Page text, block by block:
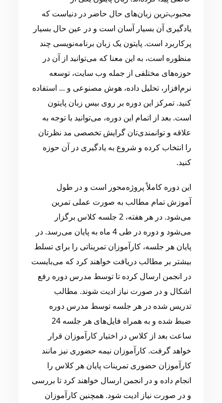
محبوب‌ترین زبان‌های حال حاضر در دنیاست که
یادگیری آن بسیار آسان است و در عین حال بسیار
پرکاربرد است. پایتون یک زبان برنامه‌نویسی چند
منظوره است، به این معنا که می‌توانید از آن در
حوزه‌های مختلفی از جمله وب سایت، توسعه
نرم‌افزار، تحلیل داده، هوش مصنوعی و ... استفاده
کنید. تمرکز این دوره بر روی بیس زبان پایتون
است. بعد از اتمام این دوره، می‌توانید با توجه به
علاقه و توانمندی‌تان گرایش تخصصی مد نظرتان
را انتخاب کرده و شروع به یادگیری در آن حوزه
کنید.
این دوره کاملاً پروژه‌محور است و در طول
آموزش تمام مطالب به صورت عملی تمرین
می‌شود. در هر هفته، 2 جلسه کلاس برگزار
می‌شود و دوره در طی 4 ماه به پایان می‌رسد. در
پایان هر جلسه، کارآموزان تمریناتی را برای تسلط
بیشتر بر مطالب دریافت خواهند کرد که می‌بایست
در انجمن ارسال کرده تا توسط مدرس دوره رفع
اشکال و در صورت نیاز ادیت شوند. مطالب
تدریس شده در هر جلسه توسط مدرس دوره
ضبط شده و به همراه فایل‌های هر جلسه 24
ساعت بعد از کلاس در اختیار کارآموزان قرار
خواهد گرفت. کارآموزان نیمه حضوری نیز مانند
کارآموزان حضوری تمرینات پایان هر کلاس را
انجام داده و در انجمن ارسال خواهند کرد تا بررسی
و در صورت نیاز ادیت شود. همچنین کارآموزان